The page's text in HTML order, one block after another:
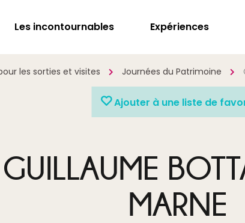
Les incontournables Expériences
les sorties et visites Journées du Patrimoine
Ajouter à une liste de
MARNE